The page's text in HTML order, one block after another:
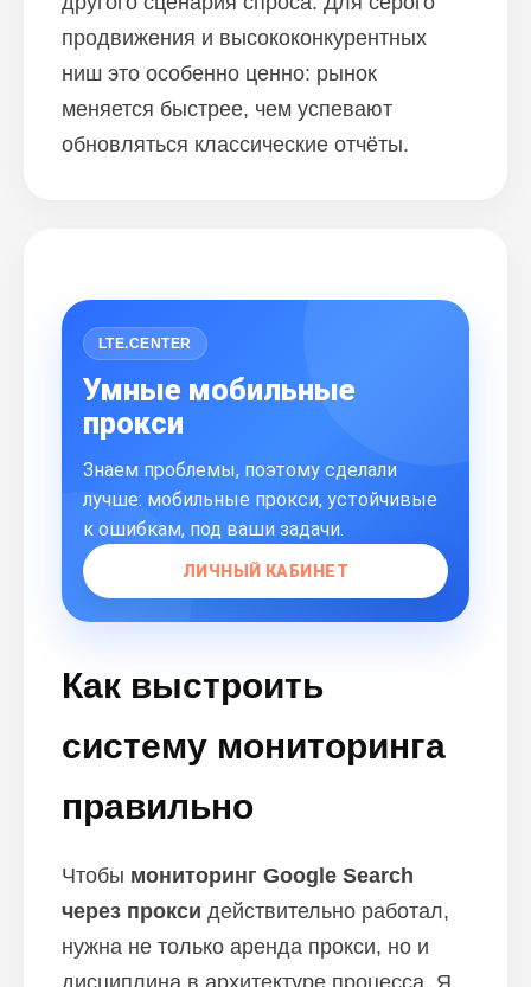
продвижения и высококонкурентных
ниш это особенно ценно: рынок
меняется быстрее, чем успевают
обновляться классические отчёты.
LTE.CENTER
Умные мобильные
прокси
Знаем проблемы, поэтому сделали
лучше: мобильные прокси, устойчивые
к ошибкам, под ваши задачи.
ЛИЧНЫЙ КАБИНЕТ
Как выстроить
систему мониторинга
правильно
Чтобы мониторинг Google Search
через прокси действительно работал,
нужна не только аренда прокси, но и
дисциплина в архитектуре процесса. Я